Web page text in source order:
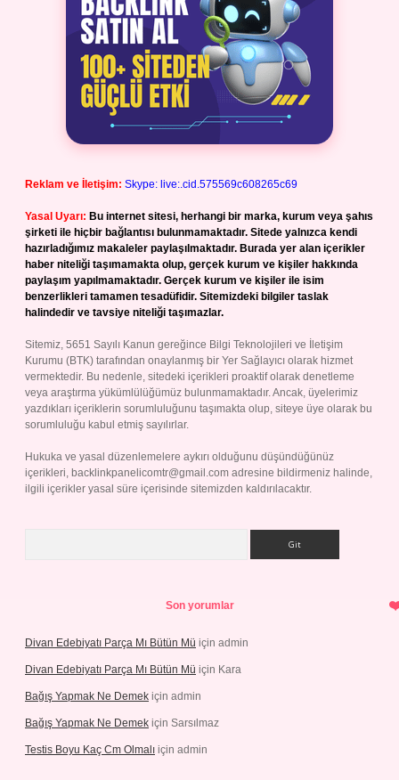
Reklam ve İletişim: Skype: live:.cid.575569c608265c69
Yasal Uyarı: Bu internet sitesi, herhangi bir marka, kurum veya şahıs
şirketi ile hiçbir bağlantısı bulunmamaktadır. Sitede yalnızca kendi
hazırladığımız makaleler paylaşılmaktadır. Burada yer alan içerikler
haber niteliği taşımamakta olup, gerçek kurum ve kişiler hakkında
paylaşım yapılmamaktadır. Gerçek kurum ve kişiler ile isim
benzerlikleri tamamen tesadüfidir. Sitemizdeki bilgiler taslak
halindedir ve tavsiye niteliği taşımazlar.
Sitemiz, 5651 Sayılı Kanun gereğince Bilgi Teknolojileri ve İletişim
Kurumu (BTK) tarafından onaylanmış bir Yer Sağlayıcı olarak hizmet
vermektedir. Bu nedenle, sitedeki içerikleri proaktif olarak denetleme
veya araştırma yükümlülüğümüz bulunmamaktadır. Ancak, üyelerimiz
yazdıkları içeriklerin sorumluluğunu taşımakta olup, siteye üye olarak bu
sorumluluğu kabul etmiş sayılırlar.
Hukuka ve yasal düzenlemelere aykırı olduğunu düşündüğünüz
içerikleri, backlinkpanelicomtr@gmail.com adresine bildirmeniz halinde,
ilgili içerikler yasal süre içerisinde sitemizden kaldırılacaktır.
Son yorumlar
Divan Edebiyatı Parça Mı Bütün Mü için admin
Divan Edebiyatı Parça Mı Bütün Mü için Kara
Bağış Yapmak Ne Demek için admin
Bağış Yapmak Ne Demek için Sarsılmaz
Testis Boyu Kaç Cm Olmalı için admin